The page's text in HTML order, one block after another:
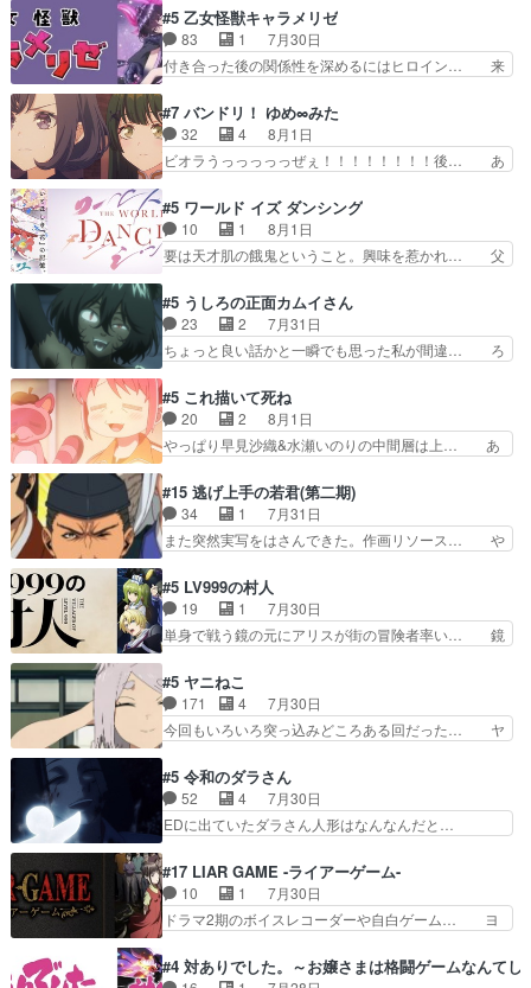
い筈のガブちゃん、アキオの… 色々とひっかけが
あって、最終的に嫌な終わ… ゴンゾウが従える大
量のツガイに何事かと思…
タイの妃になってもその心は晴れず、モ… ドレゲ
ネの過去、宝石だった彼女が人になり… ドレゲネ
の過去、、辛かった、、あのジャタ… 年上旦那が
良い人でも、女は宝石でただ笑っ… ダイルの儀式
過去には同情の言葉しか…シ… 奥様に悲しい過
去…萌え袖が可愛いね、と思… ドレゲネとシタ
ラ、2人だけの同盟が結成さ…
#5 乙女怪獣キャラメリゼ
83 1
7月30日
付き合った後の関係性を深めるにはヒロイン… 来
とメスってて何この可愛い生物。クラス… 付き合
い始めたら始めたでまた違った悩みが… と一歩ず
つ踏み出す黒絵ちゃん微笑ま新汰の… ツインテー
ルが可愛いお茶目な妹ちゃんです… しかも過去も
らっしゃるからかしらお顔が… 黒絵「怪獣に憧れ
るのはいいけど自分自身が… 素の自分はどちらな
のかはまだ不明だが見せ…
#7 バンドリ！ ゆめ∞みた
32 4
8月1日
ビオラうっっっっっぜぇ！！！！！！！！後… あ
ラが悪魔すぎて気分が悪くなってきたこ… 声優ま
とめました(７話まで)仲町あられ/… ビオラの策略
がバッチリ嵌って最高wwwこ… 自信あれば評価
なんて気にしないし、充実し… ・バーチャルだけ
け？と思ったら歌唱シーン… の、らいぶシーン
＿!!­­--­­--­… それだけでええやん！！しかし、ビオラ
が仕…
#5 ワールド イズ ダンシング
10 1
8月1日
要は天才肌の餓鬼ということ。興味を惹かれ… 父
の鬼夜叉と田楽の増次郎。小さないざこ… 着眼点
は良くとも、先鋭的すぎるのか。芸能… 鬼夜叉は
石也と共に観世座をあとにし、三条… 観世座を離
れ、三条坊門御所で日々を送る鬼… 「お前(鬼夜
子舞勝負。鬼夜叉は猫の動き… 登場人物の我が強
い。新しい獅子舞に拘って… 第５話を
primevideoで視聴しまし…
#5 うしろの正面カムイさん
23 2
7月31日
ちょっと良い話かと一瞬でも思った私が間違… ろ
も1日お疲れ様でした～───昨晩～今… 幼女に拾
われたお市ちゃんの恩返し。化け猫… 役にて出演
させていただきました。ジョアン… トイ・ストー
リーみたいな始まり。流石に除… 猫相手になんで
し良い話化け猫は油が好物… 今回はあかやし1体
のみで15分。金持ちの… 今更だけど霊が性行為
で祓えることは何とな…
#5 これ描いて死ね
20 2
8月1日
やっぱり早見沙織&水瀬いのりの中間層は上… あ
人物が増えてわいわいしたところが好き… 初コミ
ティアで２０冊刷りは妥当だよね。俺… 藤森さん
のママ向けの漫画で、また涙腺が⋯… 〜漫画に
「想い」をこめよう｣娘に漫画であ… 何回この作
てコミティアっていいなあ。同… コミティア参加
のしおりを徹夜で作る先生(… お母さん、娘にあ
んな漫画描かれたら泣いち…
#15 逃げ上手の若君(第二期)
34 1
7月31日
また突然実写をはさんできた。作画リソース… や
歳まで童貞だと魔法使いになれるという… こっち
の諏訪の三大将もまたクセが強いw色… 頼重が完
全にブレーンだよね毎回敵キャラが… 弧次郎「欲
を我慢して強くなれるなら大飯食… 変化球な演出
ていただきました！最終的に… この高らかなDT
宣言、合田一人に通じるも… この作品は近年稀に
見るおっさんキャラの充…
#5 LV999の村人
19 1
7月30日
単身で戦う鏡の元にアリスが街の冒険者率い… 鏡
なががんばってくれたアリスの父ちゃん… 成長限
界が999である村人と定めた上位存… 大規模バト
ルシーンなのに会話してばっかり… やっぱり勇者
より強かったか笑統率力LV9… 普通の人間の親子
組みか‥Lv200帯の… そのために役割を超越する
者の出現させるた… アリスのお陰で他の勇者達も
共闘してくれ魔…
#5 ヤニねこ
171 4
7月30日
今回もいろいろ突っ込みどころある回だった… ヤ
ちゃんの恋愛話をしたり、タバコを生産… ここう
っすら思ったことズバリ言ってくれて… おかし
い、さわやかだ 世話好きの陰に支配… ヤクねこ
のクワガタ取りの話見て切なくなっ… 普段は選別
れww唐突な作画力の正… なんか今日はかなり一
瞬で終わっちまったっ… 先週と比べてまだまとも
に見えた。4話は過…
#5 令和のダラさん
52 4
7月30日
EDに出ていたダラさん人形はなんなんだと…
惨な過去がきっちり現代に継承されている… ダラ
さんと姉弟の母との出会いの話やはりダ… ダラさ
んの過去話も佳境…げに恐ろしいは人… 第５話感
想：２人の過剰な貢ぎ物?の礼とし… 第５話感
系列が4話と入れ替わってるのね… こんなデカイ
#17 LIAR GAME -ライアーゲーム-
10 1
7月30日
ドラマ2期のボイスレコーダーや自白ゲーム… ヨ
国の奴らも馬鹿が多いが、夜の国も同じ… ご視聴
ありがとうございました来週もよろし… 握った◯
#4 対ありでした。～お嬢さまは格闘ゲームなんてし